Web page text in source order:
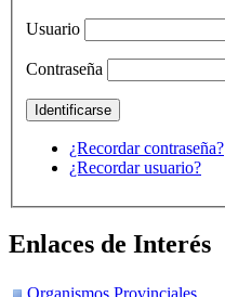
Usuario
Contraseña
¿Recordar contraseña?
¿Recordar usuario?
Enlaces de Interés
Organismos Provinciales